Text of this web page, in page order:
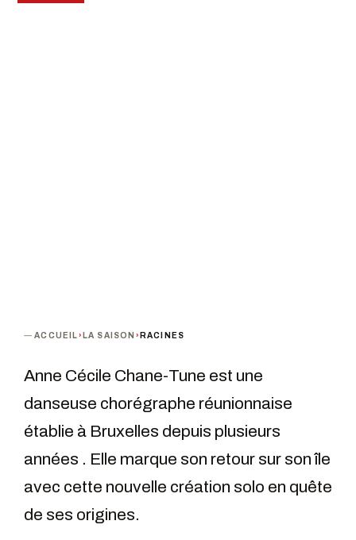
ACCUEIL› LA SAISON › RACINES
Anne Cécile Chane-Tune est une
danseuse chorégraphe réunionnaise
établie à Bruxelles depuis plusieurs
années . Elle marque son retour sur son île
avec cette nouvelle création solo en quête
de ses origines.